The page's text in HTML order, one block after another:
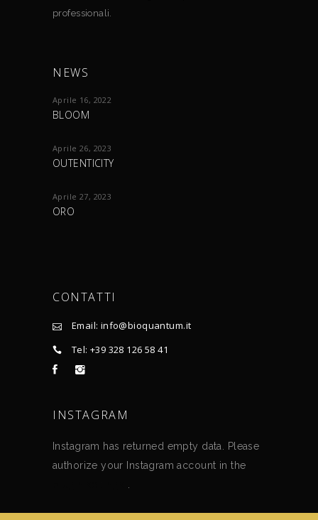
professionali.
NEWS
Aprile 16, 2022
BLOOM
Aprile 26, 2023
OUTENTICITY
Aprile 27, 2023
ORO
CONTATTI
Email: info@bioquantum.it
Tel: +39 328 126 58 41
INSTAGRAM
Instagram has returned empty data. Please
authorize your Instagram account in the